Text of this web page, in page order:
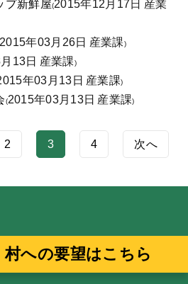
プ新鮮屋(2015年12月17日 産業
2015年03月26日 産業課)
13日 産業課)
年03月13日 産業課)
(2015年03月13日 産業課)
2 3 4 次へ
村への要望はこちら